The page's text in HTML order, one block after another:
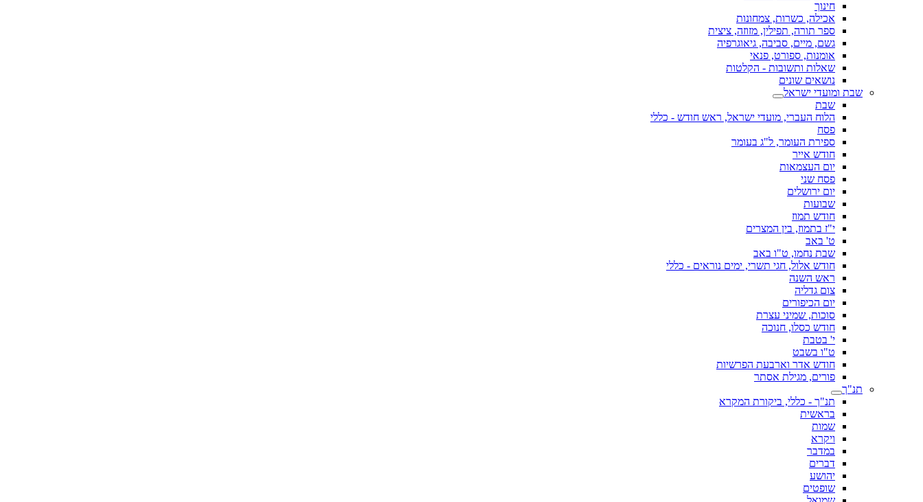
חינוך
אכילה, כשרות, צמחונות
ספר תורה, תפילין, מזוזה, ציצית
גשם, מיים, סביבה, גיאוגרפיה
אומנות, ספורט, פנאי
שאלות ותשובות - הקלטות
נושאים שונים
שבת ומועדי ישראל
שבת
הלוח העברי, מועדי ישראל, ראש חודש - כללי
פסח
ספירת העומר, ל"ג בעומר
חודש אייר
יום העצמאות
פסח שני
יום ירושלים
שבועות
חודש תמוז
י"ז בתמוז, בין המצרים
ט' באב
שבת נחמו, ט"ו באב
חודש אלול, חגי תשרי, ימים נוראים - כללי
ראש השנה
צום גדליה
יום הכיפורים
סוכות, שמיני עצרת
חודש כסלו, חנוכה
י' בטבת
ט"ו בשבט
חודש אדר וארבעת הפרשיות
פורים, מגילת אסתר
תנ"ך
תנ"ך - כללי, ביקורת המקרא
בראשית
שמות
ויקרא
במדבר
דברים
יהושע
שופטים